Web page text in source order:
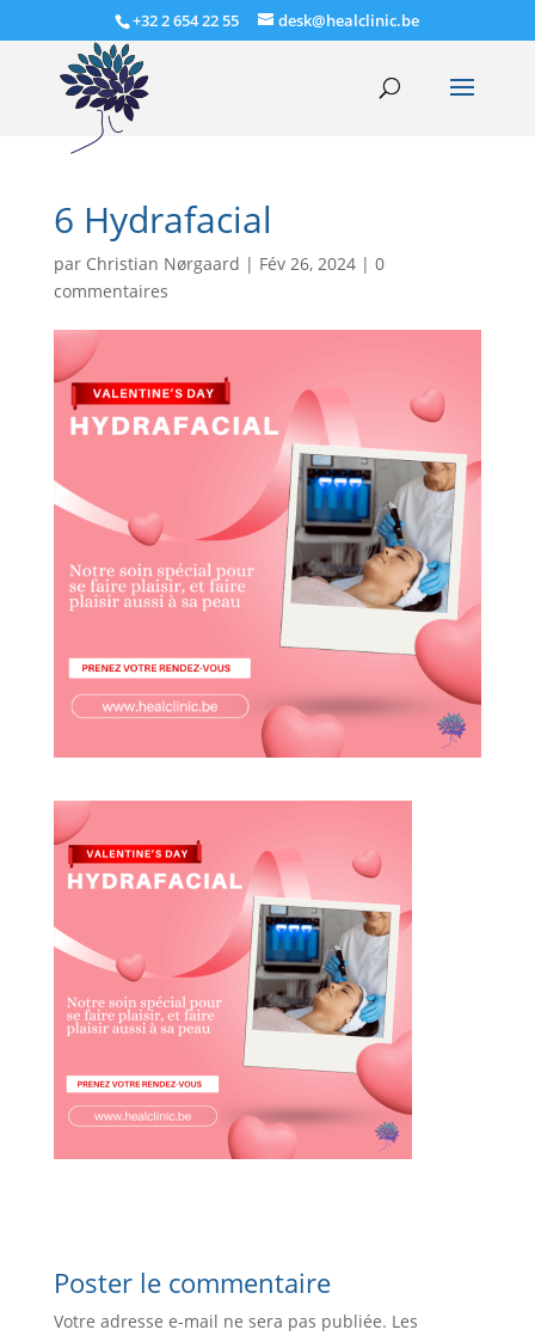
+32 2 654 22 55 desk@healclinic.be
6 Hydrafacial
par Christian Nørgaard | Fév 26, 2024| 0
commentaires
Poster le commentaire
Votre adresse e-mail ne sera pas publiée. Les